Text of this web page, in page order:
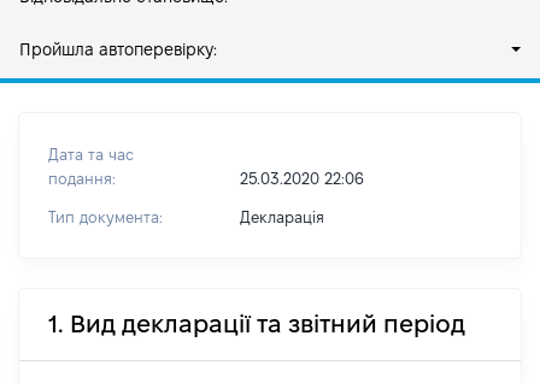
Пройшла автоперевірку:
Дата та час
подання:
25.03.2020 22:06
Тип документа: Декларація
1. Вид декларації та звітний період